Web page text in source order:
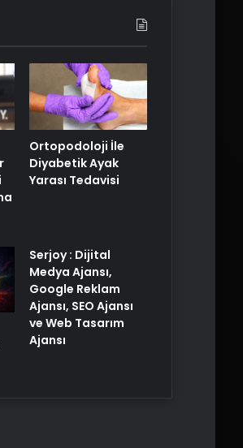
Ortopodoloji İle
Diyabetik Ayak
Yarası Tedavisi
Serjoy : Dijital
Medya Ajansı,
Google Reklam
Ajansı, SEO Ajansı
ve Web Tasarım
Ajansı